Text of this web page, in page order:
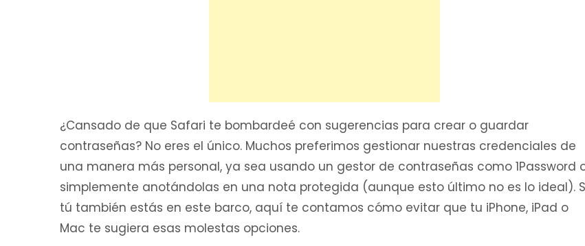
¿Cansado de que Safari te bombardeé con sugerencias para crear o guardar
contraseñas? No eres el único. Muchos preferimos gestionar nuestras credenciales de
una manera más personal, ya sea usando un gestor de contraseñas como 1Password
simplemente anotándolas en una nota protegida (aunque esto último no es lo ideal).
tú también estás en este barco, aquí te contamos cómo evitar que tu iPhone, iPad o
Mac te sugiera esas molestas opciones.